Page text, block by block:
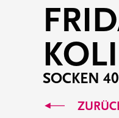
SOCKEN